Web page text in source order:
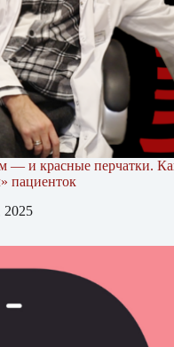
— и красные перчатки.
пациенток
2025